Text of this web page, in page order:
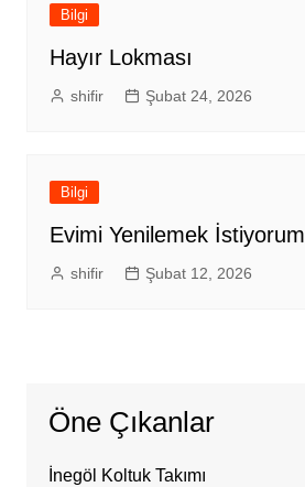
Bilgi
Hayır Lokması
shifir Şubat 24, 2026
Bilgi
Evimi Yenilemek İstiyorum
shifir Şubat 12, 2026
Öne Çıkanlar
İnegöl Koltuk Takımı